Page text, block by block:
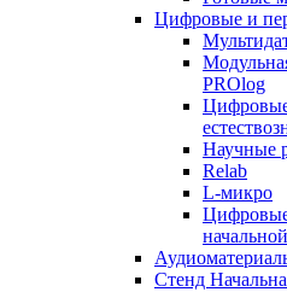
Цифровые и
PROlog
Научные
Relab
L-микро
Цифровые
Стенд